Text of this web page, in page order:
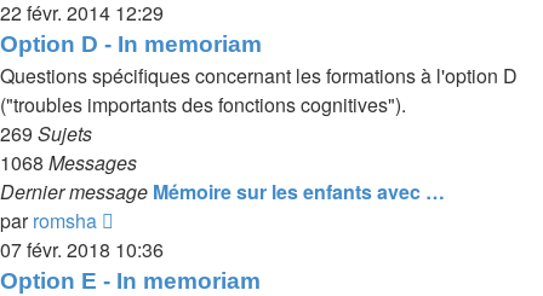
le
dernier
message
22 févr. 2014 12:29
Option D - In memoriam
Questions spécifiques concernant les formations à l'option D
("troubles importants des fonctions cognitives").
269 Sujets
1068 Messages
Dernier message Mémoire sur les enfants avec …
parromsha
le
dernier
07 févr. 2018 10:36
Option E - In memoriam